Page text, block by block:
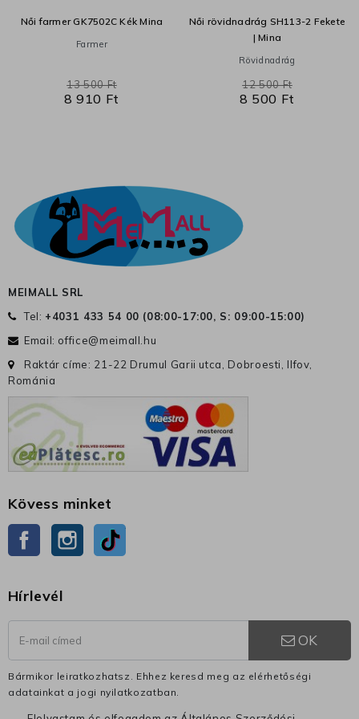
Női farmer GK7502C Kék Mina
Farmer
8 910 Ft
13 500 Ft
Női rövidnadrág SH113-2 Fekete
| Mina
Rövidnadrág
8 500 Ft
12 500 Ft
MEIMALL SRL
Tel: +4031 433 54 00 (08:00-17:00, S: 09:00-15:00)
Email: office@meimall.hu
Raktár címe: 21-22 Drumul Garii utca, Dobroesti, Ilfov,
Románia
Kövess minket
Facebook Instagram
Hírlevél
OK
Bármikor leiratkozhatsz. Ehhez keresd meg az elérhetőségi
adatainkat a jogi nyilatkozatban.